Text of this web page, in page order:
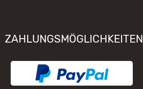
Widerrufsrecht
Schwibbogen funktioniert nicht
Unsere Hersteller
ZAHLUNGSMÖGLICHKEITEN